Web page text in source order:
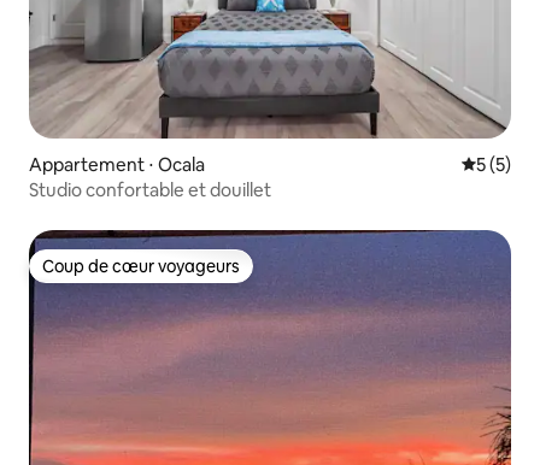
Appartement ⋅ Ocala
5 (5)
Studio confortable et douillet
Coup de cœur voyageurs
Coup de cœur voyageurs